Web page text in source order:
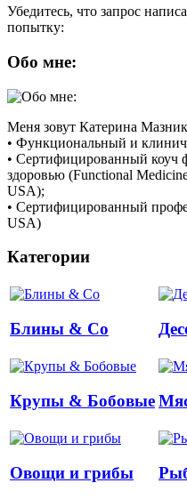
Убедитесь, что запрос
попытку:
Обо мне:
Меня зовут Катерина
• Функциональный и
• Сертифицированный
здоровью (Functional
USA);
• Сертифицированный
USA)
Категории
Блины & Co
Крупы & Бобовые
Овощи и грибы